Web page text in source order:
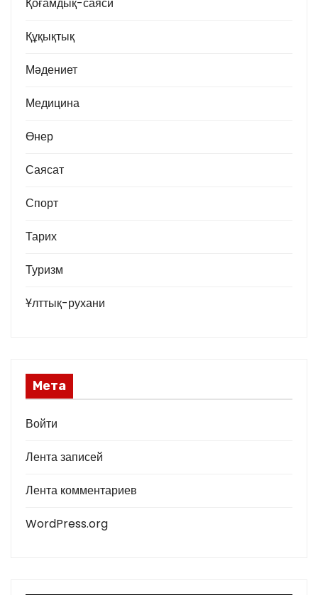
Қоғамдық-саяси
Құқықтық
Мәдениет
Медицина
Өнер
Саясат
Спорт
Тарих
Туризм
Ұлттық-рухани
Мета
Войти
Лента записей
Лента комментариев
WordPress.org